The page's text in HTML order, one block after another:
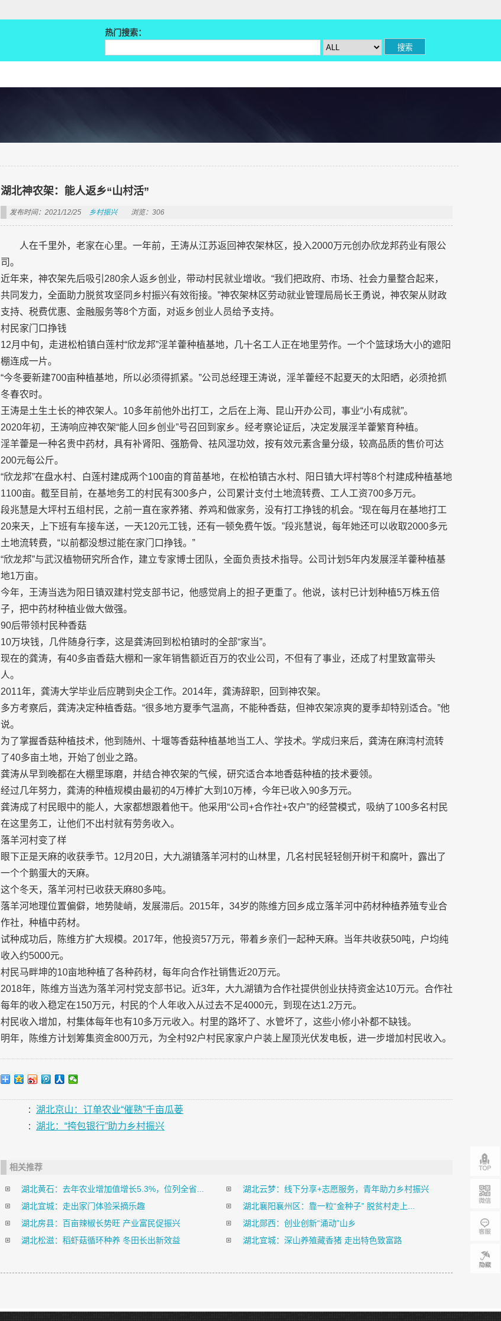
热门搜索：
湖北神农架：能人返乡“山村活”
发布时间：2021/12/25 乡村振兴 浏览：306
人在千里外，老家在心里。一年前，王涛从江苏返回神农架林区，投入2000万元创办欣龙邦药业有限公
司。
近年来，神农架先后吸引280余人返乡创业，带动村民就业增收。“我们把政府、市场、社会力量整合起来，
共同发力，全面助力脱贫攻坚同乡村振兴有效衔接。”神农架林区劳动就业管理局局长王勇说，神农架从财政
支持、税费优惠、金融服务等8个方面，对返乡创业人员给予支持。
村民家门口挣钱
12月中旬，走进松柏镇白莲村“欣龙邦”淫羊藿种植基地，几十名工人正在地里劳作。一个个篮球场大小的遮阳
棚连成一片。
“今冬要新建700亩种植基地，所以必须得抓紧。”公司总经理王涛说，淫羊藿经不起夏天的太阳晒，必须抢抓
冬春农时。
王涛是土生土长的神农架人。10多年前他外出打工，之后在上海、昆山开办公司，事业“小有成就”。
2020年初，王涛响应神农架“能人回乡创业”号召回到家乡。经考察论证后，决定发展淫羊藿繁育种植。
淫羊藿是一种名贵中药材，具有补肾阳、强筋骨、祛风湿功效，按有效元素含量分级，较高品质的售价可达
200元每公斤。
“欣龙邦”在盘水村、白莲村建成两个100亩的育苗基地，在松柏镇古水村、阳日镇大坪村等8个村建成种植基地
1100亩。截至目前，在基地务工的村民有300多户，公司累计支付土地流转费、工人工资700多万元。
段兆慧是大坪村五组村民，之前一直在家养猪、养鸡和做家务，没有打工挣钱的机会。“现在每月在基地打工
20来天，上下班有车接车送，一天120元工钱，还有一顿免费午饭。”段兆慧说，每年她还可以收取2000多元
土地流转费，“以前都没想过能在家门口挣钱。”
“欣龙邦”与武汉植物研究所合作，建立专家博士团队，全面负责技术指导。公司计划5年内发展淫羊藿种植基
地1万亩。
今年，王涛当选为阳日镇双建村党支部书记，他感觉肩上的担子更重了。他说，该村已计划种植5万株五倍
子，把中药材种植业做大做强。
90后带领村民种香菇
10万块钱，几件随身行李，这是龚涛回到松柏镇时的全部“家当”。
现在的龚涛，有40多亩香菇大棚和一家年销售额近百万的农业公司，不但有了事业，还成了村里致富带头
人。
2011年，龚涛大学毕业后应聘到央企工作。2014年，龚涛辞职，回到神农架。
多方考察后，龚涛决定种植香菇。“很多地方夏季气温高，不能种香菇，但神农架凉爽的夏季却特别适合。”他
说。
为了掌握香菇种植技术，他到随州、十堰等香菇种植基地当工人、学技术。学成归来后，龚涛在麻湾村流转
了40多亩土地，开始了创业之路。
龚涛从早到晚都在大棚里琢磨，并结合神农架的气候，研究适合本地香菇种植的技术要领。
经过几年努力，龚涛的种植规模由最初的4万棒扩大到10万棒，今年已收入90多万元。
龚涛成了村民眼中的能人，大家都想跟着他干。他采用“公司+合作社+农户”的经营模式，吸纳了100多名村民
在这里务工，让他们不出村就有劳务收入。
落羊河村变了样
眼下正是天麻的收获季节。12月20日，大九湖镇落羊河村的山林里，几名村民轻轻刨开树干和腐叶，露出了
一个个鹅蛋大的天麻。
这个冬天，落羊河村已收获天麻80多吨。
落羊河地理位置偏僻，地势陡峭，发展滞后。2015年，34岁的陈维方回乡成立落羊河中药材种植养殖专业合
作社，种植中药材。
试种成功后，陈维方扩大规模。2017年，他投资57万元，带着乡亲们一起种天麻。当年共收获50吨，户均纯
收入约5000元。
村民马畔坤的10亩地种植了各种药材，每年向合作社销售近20万元。
2018年，陈维方当选为落羊河村党支部书记。近3年，大九湖镇为合作社提供创业扶持资金达10万元。合作社
每年的收入稳定在150万元，村民的个人年收入从过去不足4000元，到现在达1.2万元。
村民收入增加，村集体每年也有10多万元收入。村里的路坏了、水管坏了，这些小修小补都不缺钱。
明年，陈维方计划筹集资金800万元，为全村92户村民家家户户装上屋顶光伏发电板，进一步增加村民收入。
:
湖北京山：订单农业“催熟”千亩瓜蒌
:
湖北：“挎包银行”助力乡村振兴
相关推荐
湖北黄石：去年农业增加值增长5.3%，位列全省...
湖北云梦：线下分享+志愿服务，青年助力乡村振兴
湖北宜城：走出家门体验采摘乐趣
湖北襄阳襄州区：靠一粒“金种子” 脱贫村走上...
湖北房县：百亩辣椒长势旺 产业富民促振兴
湖北郧西：创业创新“涌动”山乡
湖北松滋：稻虾菇循环种养 冬田长出新效益
湖北宜城：深山养殖藏香猪 走出特色致富路